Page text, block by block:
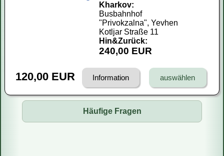
Kharkov:
Busbahnhof
"Privokzalna", Yevhen
Kotljar Straße 11
Hin&Zurück:
240,00 EUR
120,00 EUR Information
Häufige Fragen